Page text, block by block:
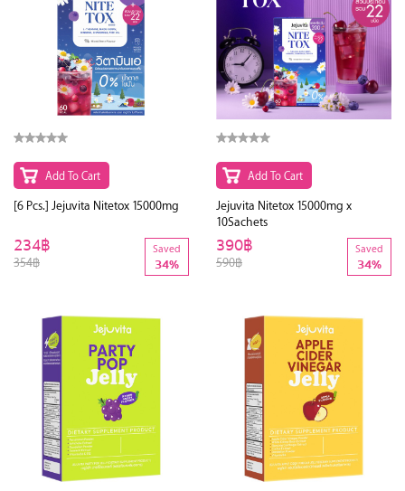
Add To Cart
[6 Pcs.] Jejuvita Nitetox 15000mg
354฿
234฿ Saved
34%
Add To Cart
Jejuvita Nitetox 15000mg x
10Sachets
590฿
390฿ Saved
34%